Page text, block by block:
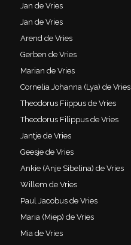
Jan de Vries
Jan de Vries
Arend de Vries
Gerben de Vries
Marian de Vries
Cornelia Johanna (Lya) de Vries
Theodorus Fiippus de Vries
Theodorus Filippus de Vries
Jantje de Vries
Geesje de Vries
Ankie (Anje Sibelina) de Vries
Willem de Vries
Paul Jacobus de Vries
Maria (Miep) de Vries
Mia de Vries